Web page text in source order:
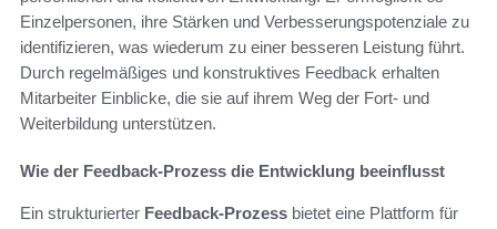
Einzelpersonen, ihre Stärken und Verbesserungspotenziale zu
identifizieren, was wiederum zu einer besseren Leistung führt.
Durch regelmäßiges und konstruktives Feedback erhalten
Mitarbeiter Einblicke, die sie auf ihrem Weg der Fort- und
Weiterbildung unterstützen.
Wie der Feedback-Prozess die Entwicklung beeinflusst
Ein strukturierter Feedback-Prozess bietet eine Plattform für